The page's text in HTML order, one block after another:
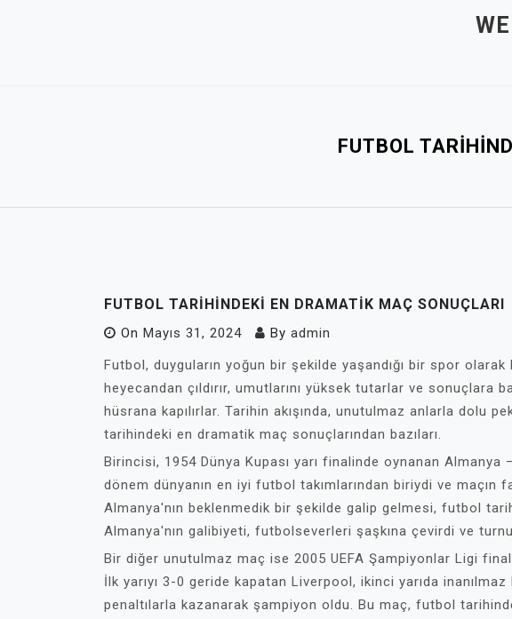
FUTBOL
FUTBOL TARIHINDEKI EN DRAMATIK MAÇ SONUÇLARI
On Mayıs 31, 2024 By admin
Futbol, duyguların yoğun bir şekilde yaşandığı bir spor
heyecandan çıldırır, umutlarını yüksek tutarlar ve sonuçlara
hüsrana kapılırlar. Tarihin akışında, unutulmaz anlarla dolu
tarihindeki en dramatik maç sonuçlarından bazıları.
Birincisi, 1954 Dünya Kupası yarı finalinde oynanan Almanya
dönem dünyanın en iyi futbol takımlarından biriydi ve
Almanya'nın beklenmedik bir şekilde galip gelmesi, futbol
Almanya'nın galibiyeti, futbolseverleri şaşkına çevirdi ve
Bir diğer unutulmaz maç ise 2005 UEFA Şampiyonlar Ligi
İlk yarıyı 3-0 geride kapatan Liverpool, ikinci yarıda
penaltılarla kazanarak şampiyon oldu. Bu maç, futbol